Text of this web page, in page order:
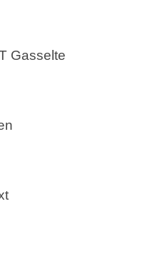
Gasselte